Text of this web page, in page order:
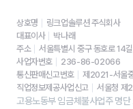
상호명
링크업솔루션 주식회사
대표이사
박나래
주소
서울특별시 중구 동호로 14
사업자번호
236-86-02066
통신판매신고번호
제2021-서울
직업정보제공사업신고
서울청
고용노동부 임금체불사업주 명단